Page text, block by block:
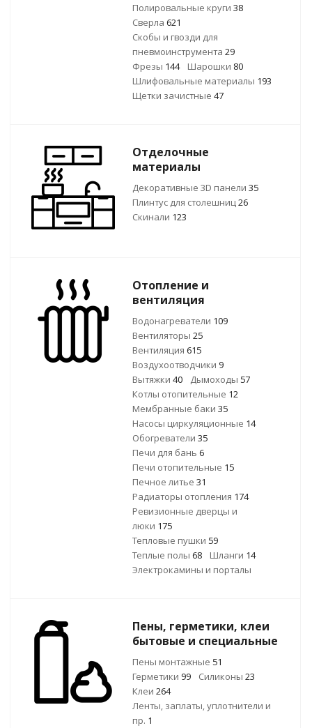
Полировальные круги 38
Сверла 621
Скобы и гвозди для
пневмоинструмента 29
Фрезы 144 Шарошки 80
Шлифовальные материалы 193
Щетки зачистные 47
Отделочные
материалы
Декоративные 3D панели 35
Плинтус для столешниц26
Скинали 123
Отопление и
вентиляция
Водонагреватели 109
Вентиляторы 25
Вентиляция 615
Воздухоотводчики 9
Вытяжки 40 Дымоходы 57
Котлы отопительные 12
Мембранные баки 35
Насосы циркуляционные 14
Обогреватели 35
Печи для бань 6
Печи отопительные 15
Печное литье 31
Радиаторы отопления 174
Ревизионные дверцы и
люки 175
Тепловые пушки 59
Теплые полы 68 Шланги 14
Электрокамины и порталы
Пены, герметики, клеи
бытовые и специальные
Пены монтажные 51
Герметики 99 Силиконы 23
Клеи 264
Ленты, заплаты, уплотнители и
пр. 1